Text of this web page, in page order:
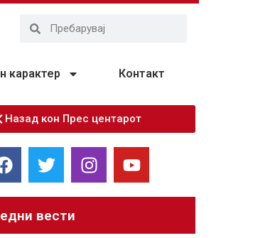
карактер Контакт
Назад кон Прес центарот
вести